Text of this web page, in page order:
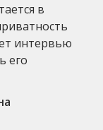
в
интервью
его